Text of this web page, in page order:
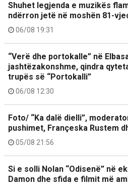
Shuhet legjenda e muzikës
ndërron jetë në moshën 81-
06/08 19:31
“Verë dhe portokalle” në
jashtëzakonshme, qindra
trupës së “Portokalli”
06/08 12:30
Foto/ “Ka dalë dielli”,
pushimet, Françeska Rustem
05/08 21:56
Si e solli Nolan “Odisenë” në
Damon dhe sfida e filmit më